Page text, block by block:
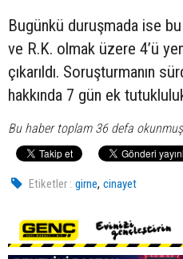
Bugünkü duruşmada ise
ve R.K. olmak üzere 4’ü
çıkarıldı. Soruşturmanın
hakkında 7 gün ek
Bu haber toplam 36 defa
Etiketler : girne,cinayet